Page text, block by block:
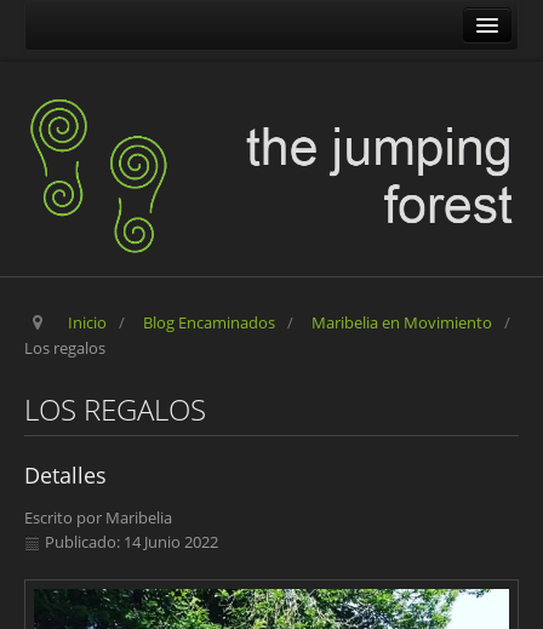
The Pilgrim Stone
Blog Encaminados
Carles
Maribelia en Movimiento
Inicio / Blog Encaminados / Maribelia en Movimiento
/
Los regalos
LOS REGALOS
Detalles
Escrito por Maribelia
Publicado: 14 Junio 2022